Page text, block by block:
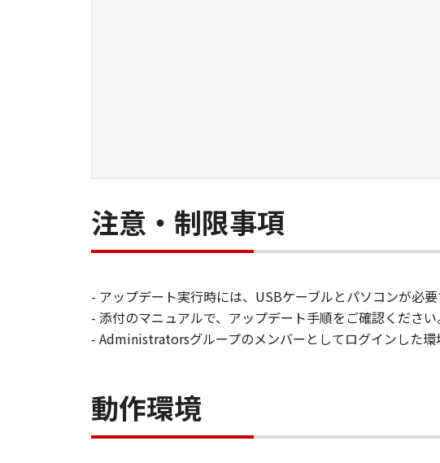
ものとします。 (2) お客様は、再使用許諾
(3) お客様は、「本ソフトウエア」の全部
(4) 本契約に明示的に定める場合を除き、
「本ソフトウエア」及びその複製物に係る
す。
「許諾ソフトウエア」が、CD-ROM等の記
購入した日から90日の間、「許諾ソフトウ
いことを保証します。当該保証期間中に「
(1) 「本ソフトウエア」は、『現状のまま』の状
店は、「本ソフトウエア」に関して、商品性及
一切しないものとします。
注意・制限事項
- アップデート実行時には、USBケーブルとパソコンが必要
- 添付のマニュアルで、アップデート手順をご確認ください
- Administratorsグループのメンバーとしてログインした環
動作環境